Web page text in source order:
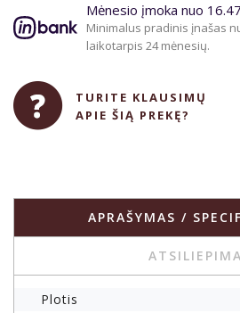
Mėnesio įmoka nuo
Minimalus pradinis įnašas
laikotarpis 24 mėnesių.
TURITE KLAUSIMŲ
APIE ŠIĄ PREKĘ?
APRAŠYMAS /
Plotis